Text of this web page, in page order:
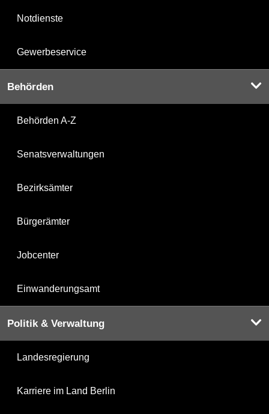
Notdienste
Gewerbeservice
Behörden
Behörden A-Z
Senatsverwaltungen
Bezirksämter
Bürgerämter
Jobcenter
Einwanderungsamt
Politik & Verwaltung
Landesregierung
Karriere im Land Berlin